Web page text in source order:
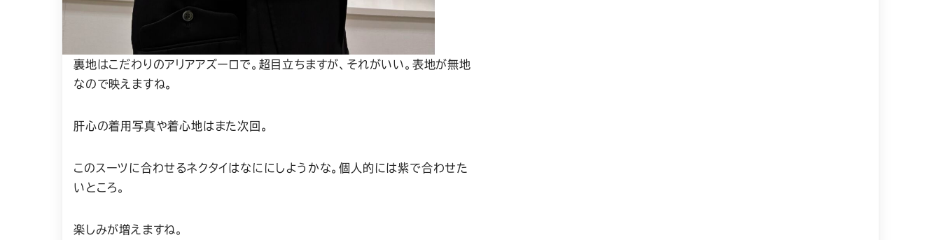
裏地はこだわりのアリアアズーロで。超目立ちますが、それがいい。表地が無地
なので映えますね。
肝心の着用写真や着心地はまた次回。
このスーツに合わせるネクタイはなににしようかな。個人的には紫で合わせた
いところ。
楽しみが増えますね。